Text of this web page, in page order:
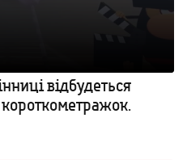
відбудеться